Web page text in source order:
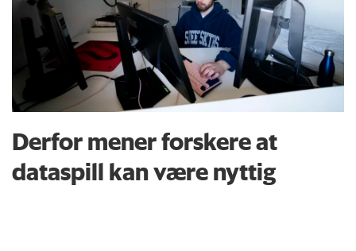
Derfor mener forskere at
dataspill kan være nyttig